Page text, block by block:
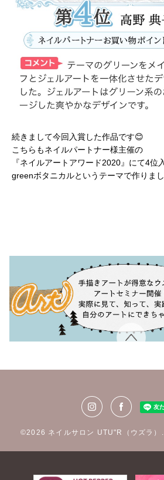
続きまして今回入賞した作品です😊
こちらもネイルパートナー様主催の
『ネイルアートアワード2020』にて4位
greenボタニカルというテーマで作りま
©2026 ネイルサロン UTU"R（ウズラ）